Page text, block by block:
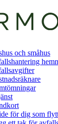
och småhus
för dig som